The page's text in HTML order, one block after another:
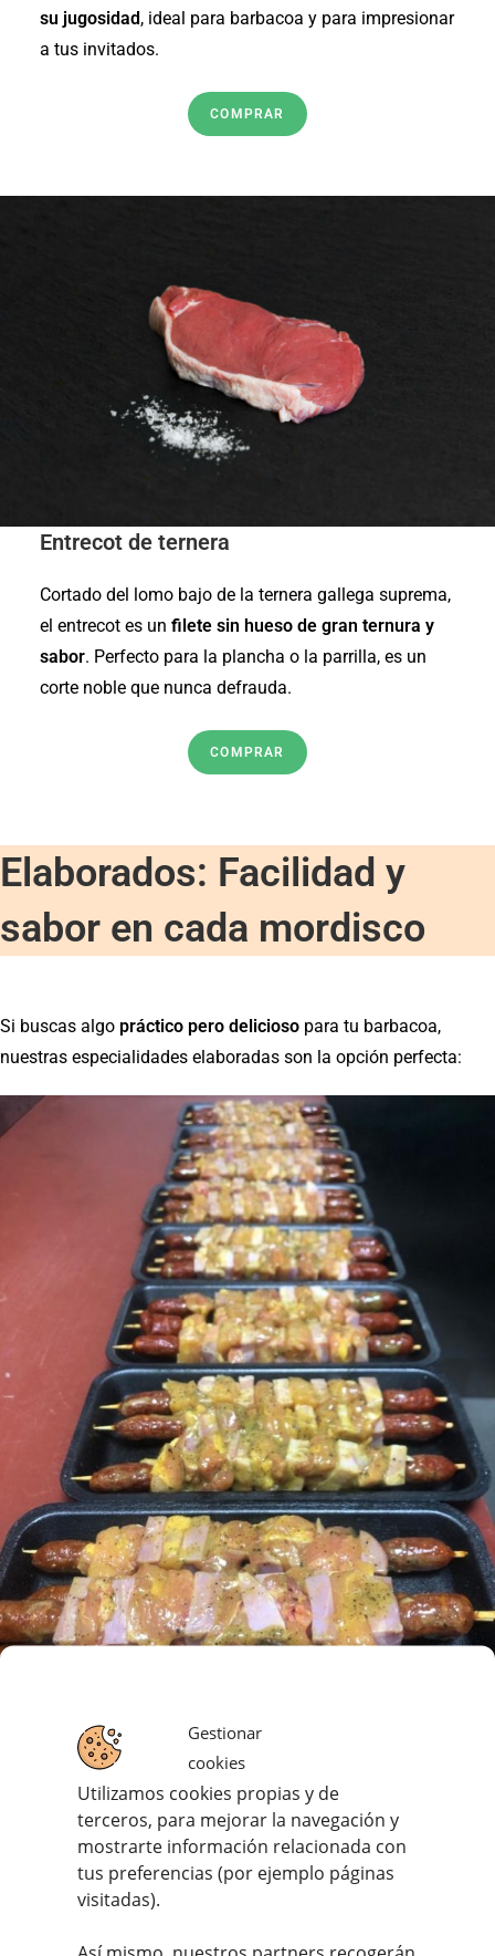
Gestionar
cookies
Utilizamos cookies propias y de
terceros, para mejorar la navegación y
mostrarte información relacionada con
tus preferencias (por ejemplo páginas
visitadas).
su jugosidad, ideal para barbacoa y para impresionar
a tus invitados.
COMPRAR
Entrecot de ternera
Cortado del lomo bajo de la ternera gallega suprema,
el entrecot es un filete sin hueso de gran ternura y
sabor. Perfecto para la plancha o la parrilla, es un
corte noble que nunca defrauda.
COMPRAR
Elaborados: Facilidad y
sabor en cada mordisco
Si buscas algo práctico pero delicioso para tu barbacoa,
nuestras especialidades elaboradas son la opción perfecta:
Brochetas de pollo, bacon y chistorritas
Contramuslos de pollo gallego con bacon ahumado
y chistorritas, marinados en aceite de oliva, limón y
pimienta. Unacombinación que te encantará por su
sabor y jugosidad